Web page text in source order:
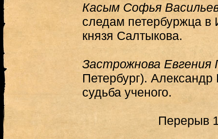
Касым Софья
следам петербуржца в
князя Салтыкова.
Застрожнова Евгения
Петербург).
судьба ученого.
Перерыв